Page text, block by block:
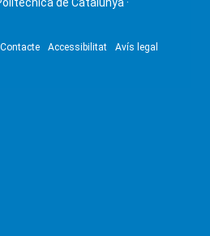
Contacte Accessibilitat Avís legal